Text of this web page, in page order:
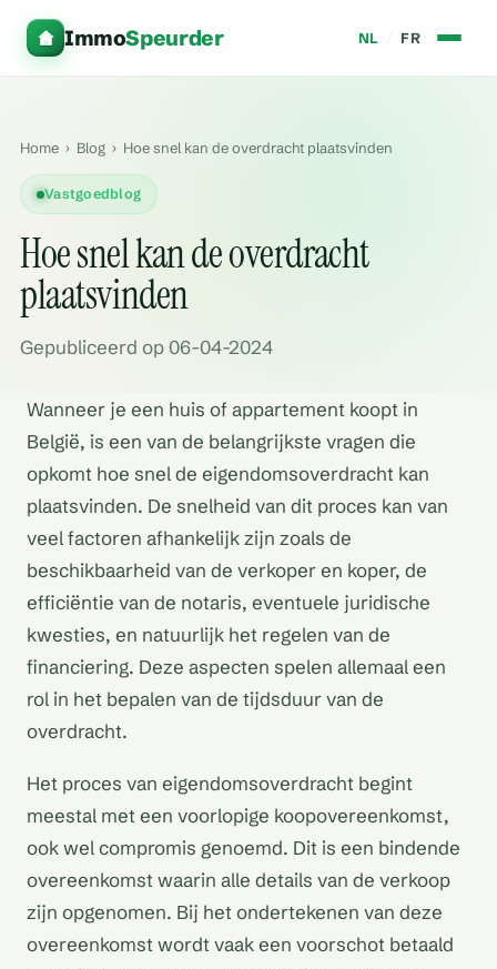
ImmoSpeurder NL FR
Home › Blog › Hoe snel kan de overdracht plaatsvinden
Vastgoedblog
Hoe snel kan de overdracht
plaatsvinden
Gepubliceerd op 06-04-2024
Wanneer je een huis of appartement koopt in
België, is een van de belangrijkste vragen die
opkomt hoe snel de eigendomsoverdracht kan
plaatsvinden. De snelheid van dit proces kan van
veel factoren afhankelijk zijn zoals de
beschikbaarheid van de verkoper en koper, de
efficiëntie van de notaris, eventuele juridische
kwesties, en natuurlijk het regelen van de
financiering. Deze aspecten spelen allemaal een
rol in het bepalen van de tijdsduur van de
overdracht.
Het proces van eigendomsoverdracht begint
meestal met een voorlopige koopovereenkomst,
ook wel compromis genoemd. Dit is een bindende
overeenkomst waarin alle details van de verkoop
zijn opgenomen. Bij het ondertekenen van deze
overeenkomst wordt vaak een voorschot betaald